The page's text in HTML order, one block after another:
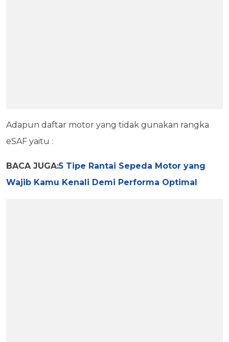
Adapun daftar motor yang tidak gunakan rangka
eSAF yaitu :
BACA JUGA:5 Tipe Rantai Sepeda Motor yang
Wajib Kamu Kenali Demi Performa Optimal